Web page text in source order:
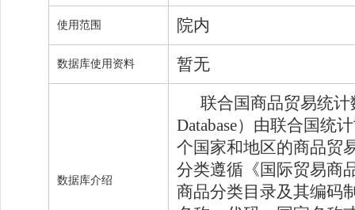
使用范围 院内
数据库使用资料 暂无
数据库介绍
联合国商品贸易统计
Database）由联合国统
个国家和地区的商品贸
分类遵循《国际贸易商
商品分类目录及其编码